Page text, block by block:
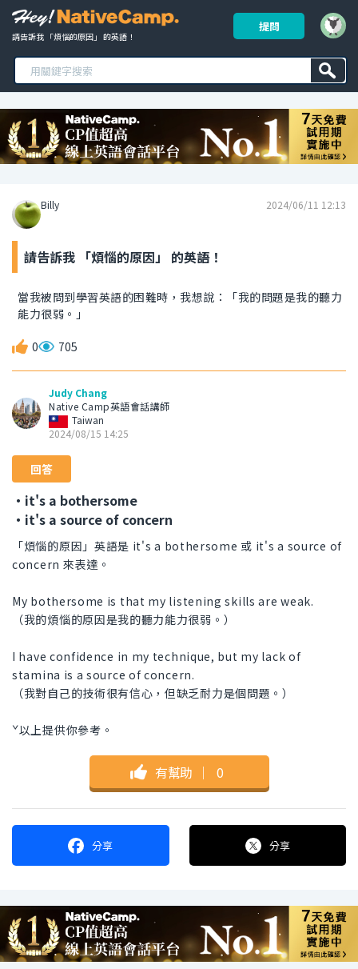
請告訴我 「煩惱的原因」 的英語！
提問
Billy 2024/06/11 12:13
請告訴我 「煩惱的原因」 的英語！
當我被問到學習英語的困難時，我想說：「我的問題是我的聽力
能力很弱。」
0 705
Judy Chang
Native Camp英語會話講師
Taiwan
2024/08/15 14:25
回答
・it's a bothersome
・it's a source of concern
「煩惱的原因」英語是 it's a bothersome 或 it's a source of
concern 來表達。
My bothersome is that my listening skills are weak.
（我的煩惱的原因是我的聽力能力很弱。）
I have confidence in my technique, but my lack of
stamina is a source of concern.
（我對自己的技術很有信心，但缺乏耐力是個問題。）
ˇ以上提供你參考。
有幫助 ｜ 0
分享 分享